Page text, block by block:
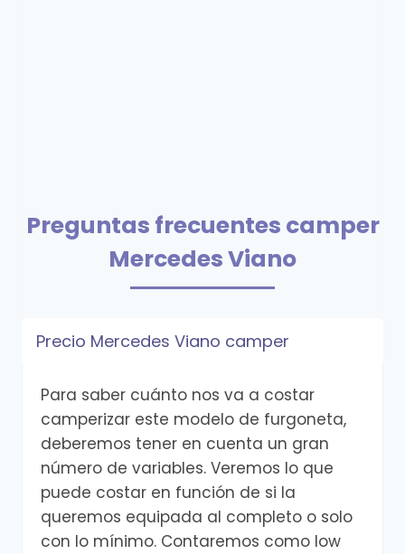
Preguntas frecuentes camper
Mercedes Viano
Precio Mercedes Viano camper
Para saber cuánto nos va a costar
camperizar este modelo de furgoneta,
deberemos tener en cuenta un gran
número de variables. Veremos lo que
puede costar en función de si la
queremos equipada al completo o solo
con lo mínimo. Contaremos como low